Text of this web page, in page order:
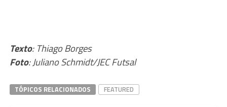
Texto: Thiago Borges
Foto: Juliano Schmidt/JEC Futsal
TÓPICOS RELACIONADOS FEATURED